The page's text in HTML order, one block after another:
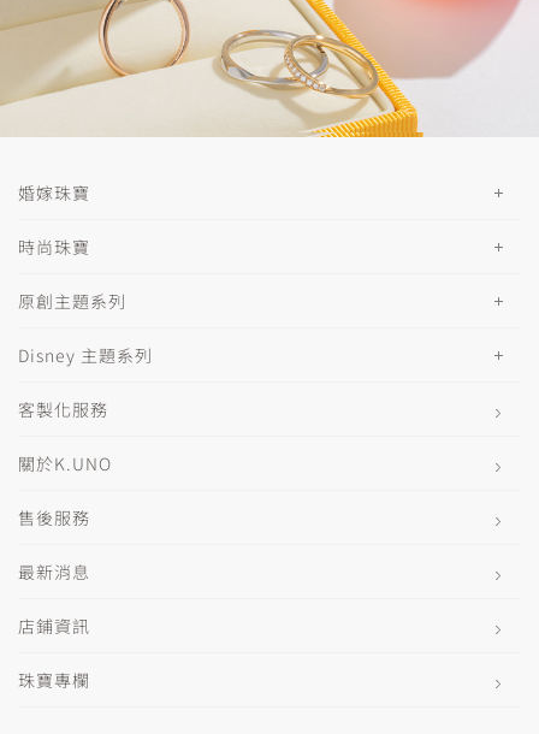
婚嫁珠寶
時尚珠寶
原創主題系列
Disney 主題系列
客製化服務
關於K.UNO
售後服務
最新消息
店鋪資訊
珠寶專欄